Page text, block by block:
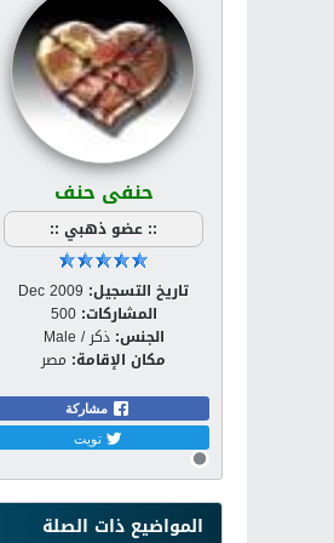
حنفى حنف
:: عضو ذهبي ::
تاريخ التسجيل: Dec 2009
المشاركات: 500
الجنس: ذكر / Male
مكان الإقامة: مصر
مشاركة
تويت
المواضيع ذات الصلة